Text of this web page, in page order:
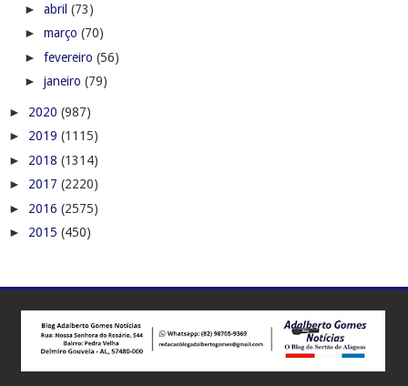
► abril (73)
► março (70)
► fevereiro (56)
► janeiro (79)
► 2020 (987)
► 2019 (1115)
► 2018 (1314)
► 2017 (2220)
► 2016 (2575)
► 2015 (450)